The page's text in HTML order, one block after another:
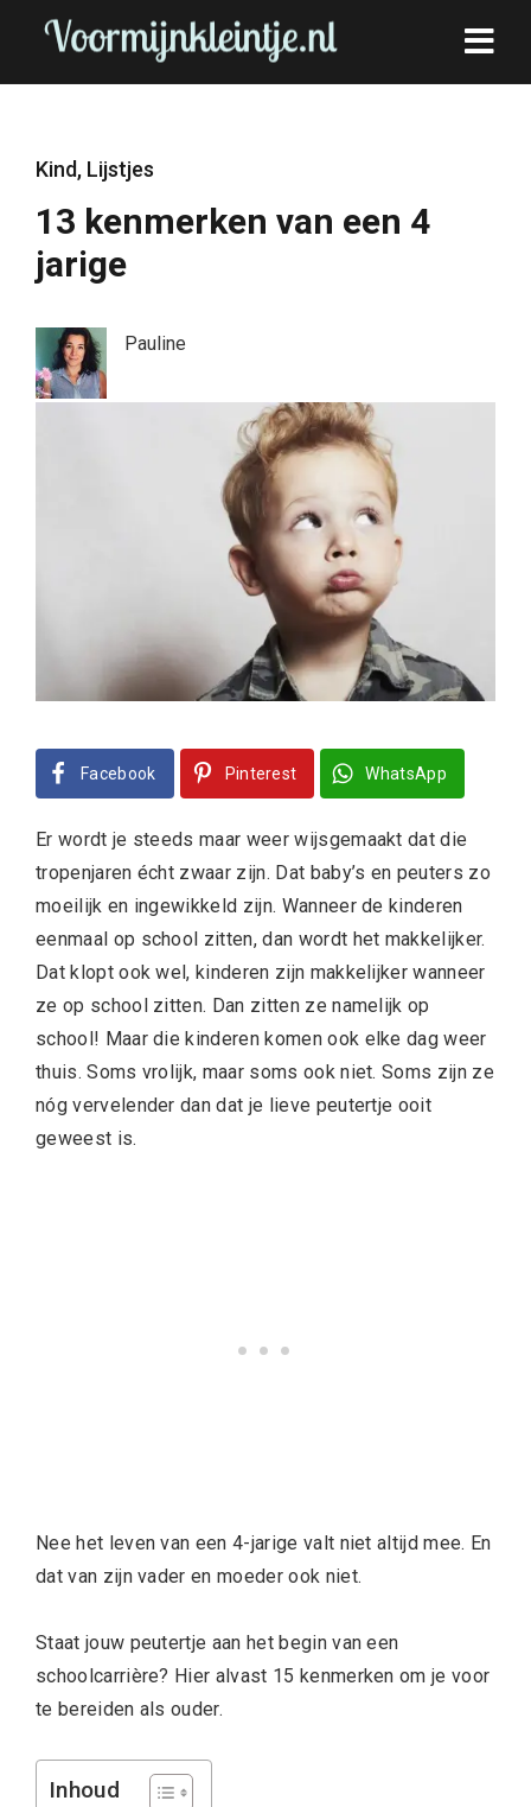
Kind, Lijstjes
13 kenmerken van een 4
jarige
Pauline
Facebook Pinterest WhatsApp
Er wordt je steeds maar weer wijsgemaakt dat die
tropenjaren écht zwaar zijn. Dat baby’s en peuters zo
moeilijk en ingewikkeld zijn. Wanneer de kinderen
eenmaal op school zitten, dan wordt het makkelijker.
Dat klopt ook wel, kinderen zijn makkelijker wanneer
ze op school zitten. Dan zitten ze namelijk op
school! Maar die kinderen komen ook elke dag weer
thuis. Soms vrolijk, maar soms ook niet. Soms zijn ze
nóg vervelender dan dat je lieve peutertje ooit
geweest is.
Nee het leven van een 4-jarige valt niet altijd mee. En
dat van zijn vader en moeder ook niet.
Staat jouw peutertje aan het begin van een
schoolcarrière? Hier alvast 15 kenmerken om je voor
te bereiden als ouder.
Inhoud